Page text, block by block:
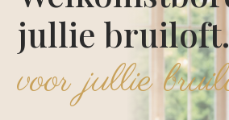
jullie bruiloft.
voor jullie